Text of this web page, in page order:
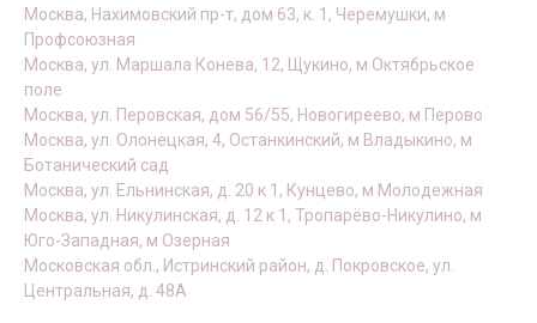
Москва, Нахимовский пр-т, дом 63, к. 1, Черемушки, м
Профсоюзная
Москва, ул. Маршала Конева, 12, Щукино, м Октябрьское
поле
Москва, ул. Перовская, дом 56/55, Новогиреево, м Перово
Москва, ул. Олонецкая, 4, Останкинский, м Владыкино, м
Ботанический сад
Москва, ул. Ельнинская, д. 20 к 1, Кунцево, м Молодежная
Москва, ул. Никулинская, д. 12 к 1, Тропарёво-Никулино, м
Юго-Западная, м Озерная
Московская обл., Истринский район, д. Покровское, ул.
Центральная, д. 48А